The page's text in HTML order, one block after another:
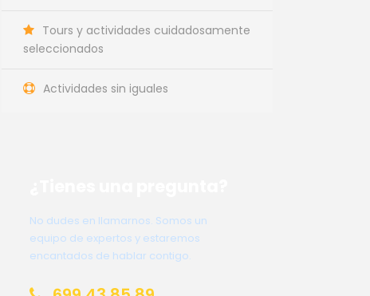
Tours y actividades cuidadosamente
seleccionados
Actividades sin iguales
No dudes en llamarnos. Somos un
equipo de expertos y estaremos
encantados de hablar contigo.